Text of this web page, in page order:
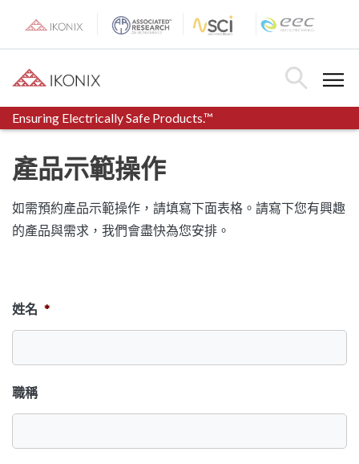
Toggle MenuToggle
Ensuring Electrically Safe Products.™
產品示範操作
如需預約產品示範操作，請填寫下面表格。請寫下您有興趣
的產品與需求，我們會盡快為您安排。
姓名 *
職稱